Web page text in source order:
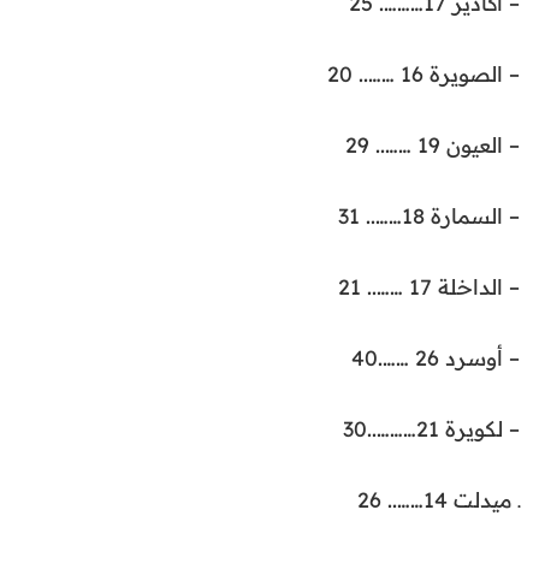
– الصويرة 16 …….. 20
– العيون 19 …….. 29
– السمارة 18…….. 31
– الداخلة 17 …….. 21
– أوسرد 26 …….40
– لكويرة 21………..30
ـ ميدلت 14…….. 26